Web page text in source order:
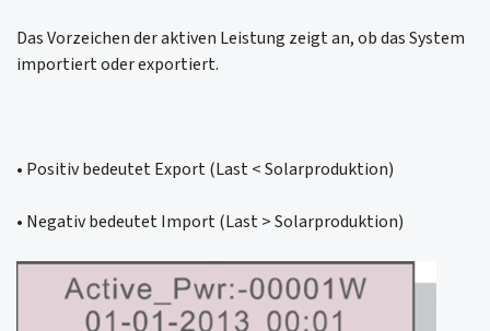
Das Vorzeichen der aktiven Leistung zeigt an, ob das System
importiert oder exportiert.
• Positiv bedeutet Export (Last < Solarproduktion)
• Negativ bedeutet Import (Last > Solarproduktion)